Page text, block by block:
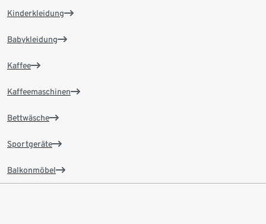
Kinderkleidung
Babykleidung
Kaffee
Kaffeemaschinen
Bettwäsche
Sportgeräte
Balkonmöbel